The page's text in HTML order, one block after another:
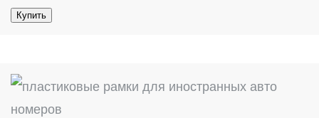
Купить